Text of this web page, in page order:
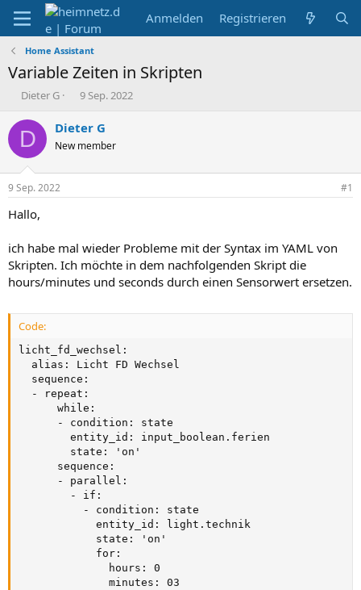
Anmelden Registrieren
Home Assistant
Variable Zeiten in Skripten
E
s
l
e
r
Dieter G
E
s
e
t
9 Sep. 2022
D Dieter G
New member
9 Sep. 2022 #1
Hallo,
ich habe mal wieder Probleme mit der Syntax im YAML von
Skripten. Ich möchte in dem nachfolgenden Skript die
hours/minutes und seconds durch einen Sensorwert ersetzen.
Code:
licht_fd_wechsel:
  alias: Licht FD Wechsel
  sequence:
  - repeat:
      while:
      - condition: state
        entity_id: input_boolean.ferien
        state: 'on'
      sequence:
      - parallel:
        - if:
          - condition: state
            entity_id: light.technik
            state: 'on'
            for:
              hours: 0
              minutes: 03